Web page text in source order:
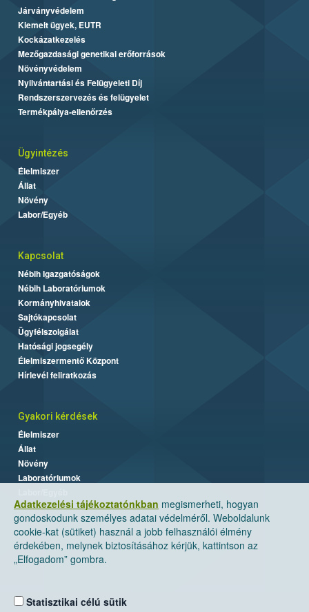
Adatkezelési tájékoztatónkban megismerheti, hogyan
gondoskodunk személyes adatai védelméről. Weboldalunk
cookie-kat (sütiket) használ a jobb felhasználói élmény
érdekében, melynek biztosításához kérjük, kattintson az
„Elfogadom” gombra.
Statisztikai célú sütik
Járványvédelem
Kiemelt ügyek, EUTR
Kockázatkezelés
Mezőgazdasági genetikai erőforrások
Növényvédelem
Nyilvántartási és Felügyeleti Díj
Rendszerszervezés és felügyelet
Termékpálya-ellenőrzés
Ügyintézés
Élelmiszer
Állat
Növény
Labor/Egyéb
Kapcsolat
Nébih Igazgatóságok
Nébih Laboratóriumok
Kormányhivatalok
Sajtókapcsolat
Ügyfélszolgálat
Hatósági jogsegély
Élelmiszermentő Központ
Hírlevél feliratkozás
Gyakori kérdések
Élelmiszer
Állat
Növény
Laboratóriumok